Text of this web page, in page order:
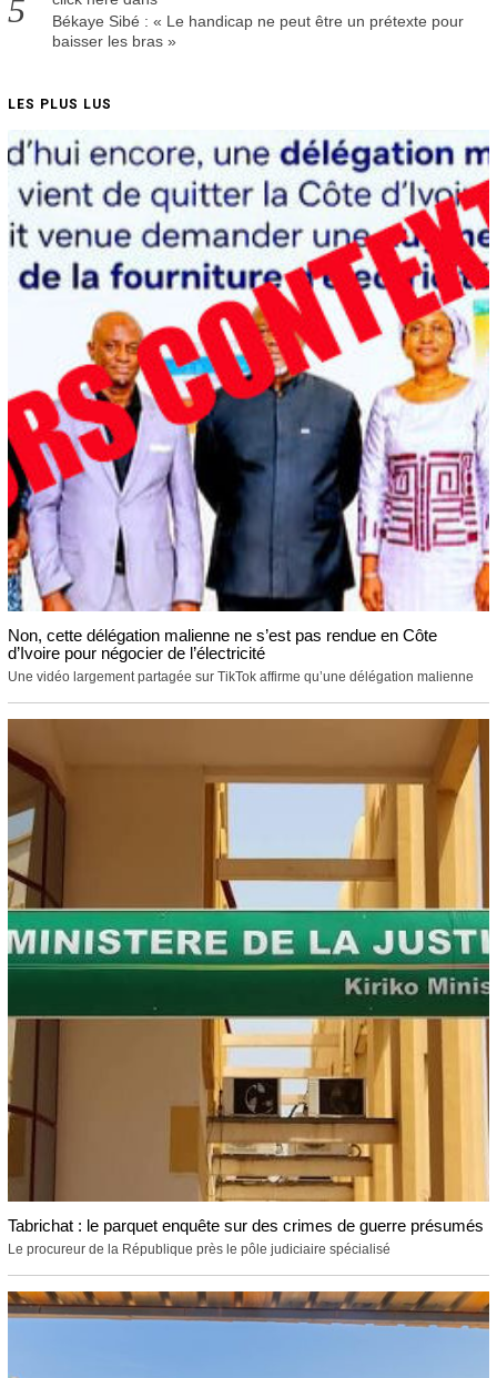
Békaye Sibé : « Le handicap ne peut être un prétexte pour
baisser les bras »
LES PLUS LUS
Non, cette délégation malienne ne s’est pas rendue en Côte
d’Ivoire pour négocier de l’électricité
Une vidéo largement partagée sur TikTok affirme qu’une délégation malienne
Tabrichat : le parquet enquête sur des crimes de guerre présumés
Le procureur de la République près le pôle judiciaire spécialisé